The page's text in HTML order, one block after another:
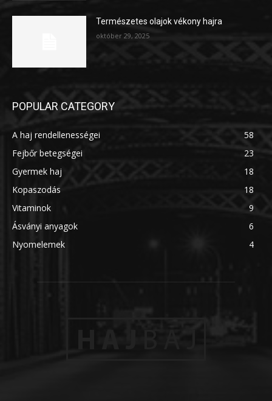
Természetes olajok vékony hajra
október 29, 2025
POPULAR CATEGORY
A haj rendellenességei
58
Fejbőr betegségei
23
Gyermek haj
18
Kopaszodás
18
Vitaminok
9
Ásványi anyagok
6
Nyomelemek
4